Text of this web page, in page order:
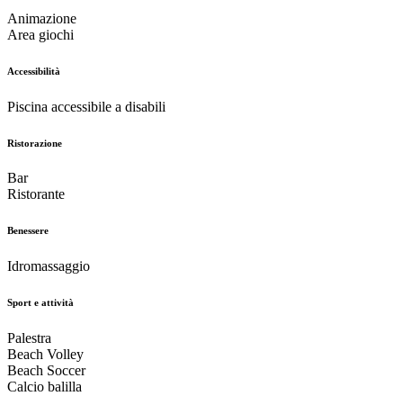
Animazione
Area giochi
Accessibilità
Piscina accessibile a disabili
Ristorazione
Bar
Ristorante
Benessere
Idromassaggio
Sport e attività
Palestra
Beach Volley
Beach Soccer
Calcio balilla